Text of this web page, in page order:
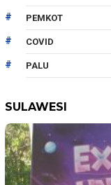
PEMKOT
COVID
PALU
SULAWESI